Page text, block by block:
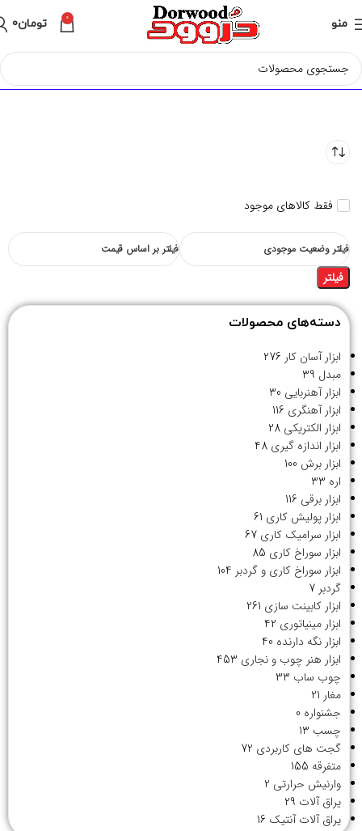
منو 0 تومان0
فقط کالاهای موجود
فیلتر وضعیت موجودی فیلتر بر اساس قیمت
فیلتر
دسته‌های محصولات
ابزار آسان کار 276
مبدل 39
ابزار آهنربایی 30
ابزار آهنگری 116
ابزار الکتریکی 28
ابزار اندازه گیری 48
ابزار برش 100
اره 33
ابزار برقی 116
ابزار پولیش کاری 61
ابزار سرامیک کاری 67
ابزار سوراخ کاری 85
ابزار سوراخ کاری و گردبر 104
گردبر 7
ابزار کابینت سازی 261
ابزار مینیاتوری 42
ابزار نگه دارنده 40
ابزار هنر چوب و نجاری 453
چوب ساب 33
مغار 21
جشنواره 0
چسب 13
گجت های کاربردی 72
متفرقه 155
وارنیش حرارتی 2
یراق آلات 29
یراق آلات آنتیک 16